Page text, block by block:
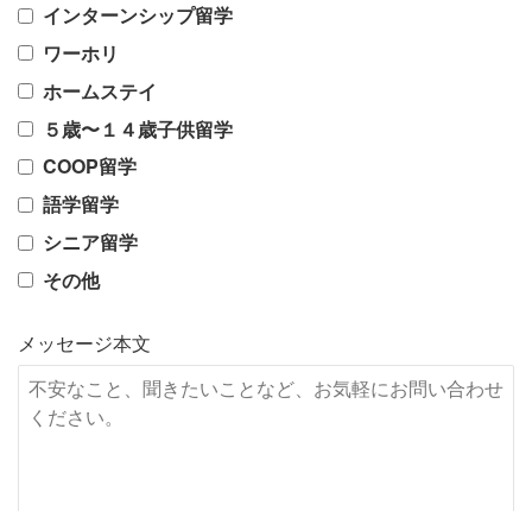
インターンシップ留学
ワーホリ
ホームステイ
５歳〜１４歳子供留学
COOP留学
語学留学
シニア留学
その他
メッセージ本文